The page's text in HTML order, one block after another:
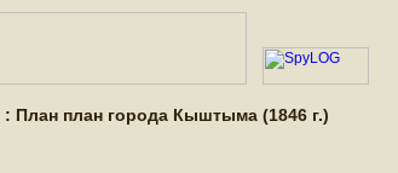
: План план города Кыштыма (1846 г.)